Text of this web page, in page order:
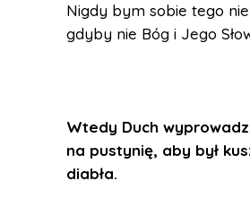
Nigdy bym sobie tego nie
gdyby nie Bóg i Jego
Wtedy Duch
na pustynię, aby był
diabła.